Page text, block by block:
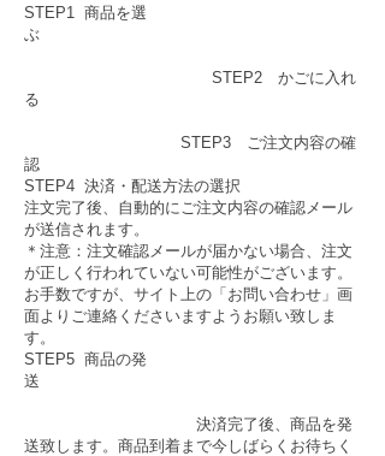
STEP1 商品を選
ぶ
STEP2 かごに入れ
る
STEP3 ご注文内容の確
認
STEP4 決済・配送方法の選択
注文完了後、自動的にご注文内容の確認メール
が送信されます。
＊注意：注文確認メールが届かない場合、注文
が正しく行われていない可能性がございます。
お手数ですが、サイト上の「お問い合わせ」画
面よりご連絡くださいますようお願い致しま
す。
STEP5 商品の発
送
決済完了後、商品を発
送致します。商品到着まで今しばらくお待ちく